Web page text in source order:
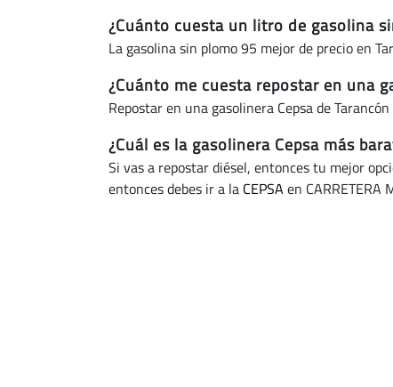
¿Cuánto cuesta un litro de gasolina
La gasolina sin plomo 95 mejor de precio en
¿Cuánto me cuesta repostar en una
Repostar en una gasolinera Cepsa de
¿Cuál es la gasolinera Cepsa más
Si vas a repostar diésel, entonces tu mejor
entonces debes ir a la CEPSA en CARRETERA